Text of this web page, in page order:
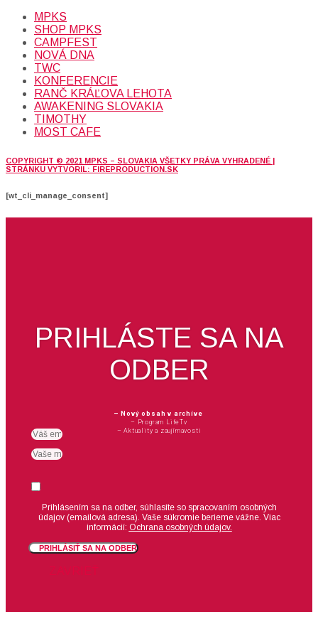
MPKS
SHOP MPKS
CAMPFEST
NOVÁ DNA
TWC
KONFERENCIE
RANČ KRÁĽOVA LEHOTA
AWAKENING SLOVAKIA
TIMOTHY
MOST CAFE
COPYRIGHT © 2021 MPKS – SLOVAKIA VŠETKY PRÁVA VYHRADENÉ |
STRÁNKU VYTVORIL: FIREPRODUCTION.SK
[wt_cli_manage_consent]
PRIHLÁSTE SA NA
ODBER
– Nový obsah v archíve
– Program LifeTv
– Aktuality a zaujímavosti
Prihlásením sa na odber, súhlasíte so spracovaním osobných
údajov (emailová adresa). Vaše súkromie berieme vážne. Viac
informácií: Ochrana osobných údajov.
PRIHLÁSIŤ SA NA ODBER